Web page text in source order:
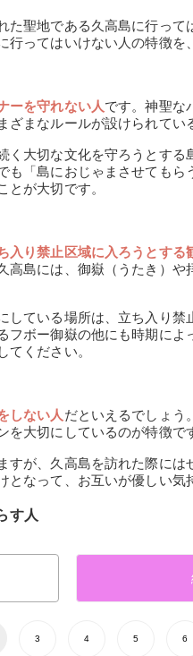
た聖地である久高島に行って
ってはいけない人の特徴を
ーを守れない人です。神聖な
まなルールが設けられてい
く大切な文化を守ろうとする
も「島におじゃまさせてもら
とが大切です。
入り禁止区域に入ろうとする
高島には、御嶽（うたき）や
している場所は、立ち入り禁
フボー御嶽の他にも時期によ
てください。
しない人 だといえるでしょう
大切にしているのが特徴で
すが、久高島を訪れた際には
なって、お互いが優しい気
す人
3 4 5 6